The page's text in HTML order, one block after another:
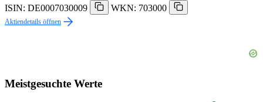
ISIN: DE0007030009
WKN: 703000
Aktiendetails öffnen
Meistgesuchte Werte